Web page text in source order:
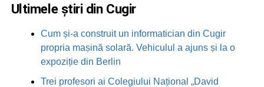
Ultimele știri din Cugir
Cum și-a construit un informatician din Cugir
propria mașină solară. Vehiculul a ajuns și la o
expoziție din Berlin
Trei profesori ai Colegiului Național „David